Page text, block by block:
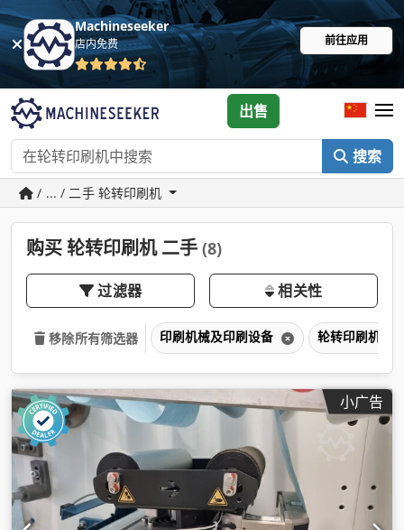
Machineseeker
店内免费 前往应用
搜索
出售
/ ... / 二手 轮转印刷机
购买 轮转印刷机 二手 (8)
过滤器 相关性
移除所有筛选器 印刷机械及印刷设备 轮转印刷机
小广告